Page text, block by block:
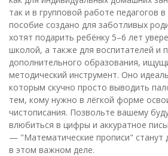
так и в групповой работе педагогов
пособие создано для заботливых
хотят подарить ребёнку 5–6 лет
школой, а также для воспитателей и
дополнительного образования,
методический инструмент. Оно
которым скучно просто выводить
тем, кому нужно в лёгкой форме
чистописания. Позвольте вашему
влюбиться в цифры и аккуратное
— "Математические прописи"
в этом важном деле.